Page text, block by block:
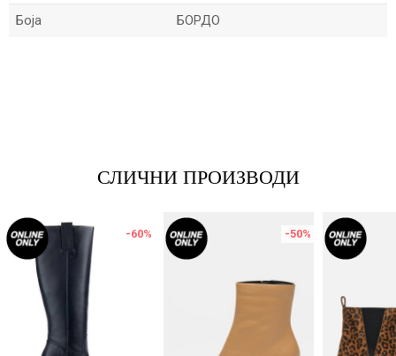
Боја БОРДО
Порака
СЛИЧНИ ПРОИЗВОДИ
-60% -50%